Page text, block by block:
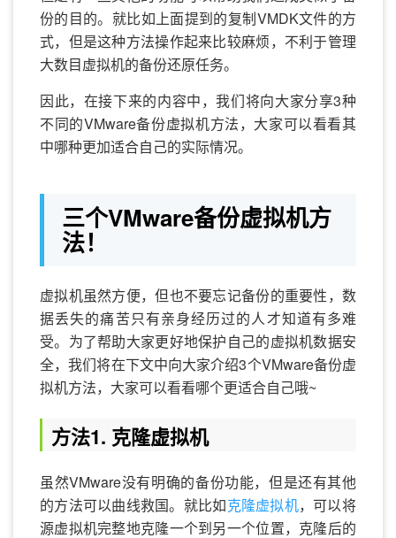
份的目的。就比如上面提到的复制VMDK文件的方
式，但是这种方法操作起来比较麻烦，不利于管理
大数目虚拟机的备份还原任务。
因此，在接下来的内容中，我们将向大家分享3种
不同的VMware备份虚拟机方法，大家可以看看其
中哪种更加适合自己的实际情况。
三个VMware备份虚拟机方
法！
虚拟机虽然方便，但也不要忘记备份的重要性，数
据丢失的痛苦只有亲身经历过的人才知道有多难
受。为了帮助大家更好地保护自己的虚拟机数据安
全，我们将在下文中向大家介绍3个VMware备份虚
拟机方法，大家可以看看哪个更适合自己哦~
方法1. 克隆虚拟机
虽然VMware没有明确的备份功能，但是还有其他
的方法可以曲线救国。就比如克隆虚拟机，可以将
源虚拟机完整地克隆一个到另一个位置，克隆后的